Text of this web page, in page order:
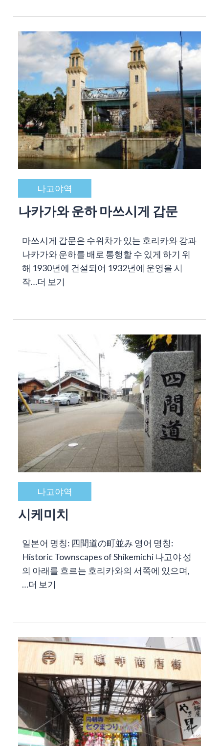
나고야역
나카가와 운하 마쓰시게 갑문
마쓰시게 갑문은 수위차가 있는 호리카와 강과
나카가와 운하를 배로 통행할 수 있게 하기 위
해 1930년에 건설되어 1932년에 운영을 시
작…더 보기
나고야역
시케미치
일본어 명칭: 四間道の町並み 영어 명칭:
Historic Townscapes of Shikemichi 나고야 성
의 아래를 흐르는 호리카와의 서쪽에 있으며,
…더 보기